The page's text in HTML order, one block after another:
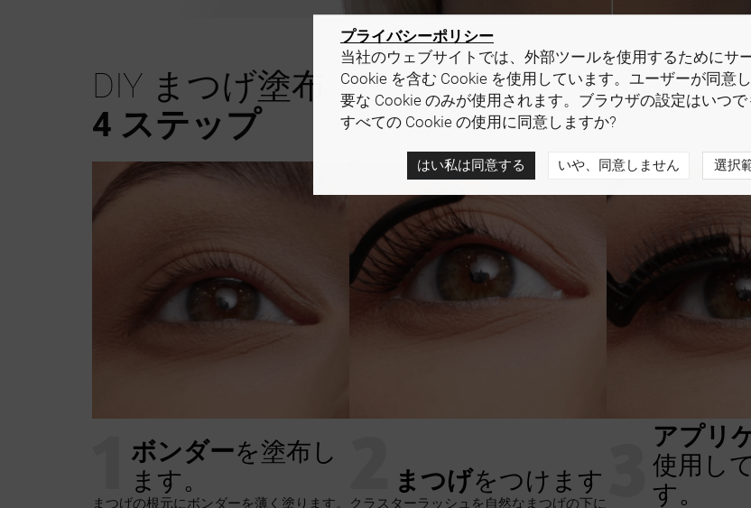
DIY まつげ塗布
4 ステップ
ボンダーを塗布し
ます。
まつげの根元にボンダーを薄く塗ります。
まつげをつけます
クラスターラッシュを自然なまつげの下に
アプリ
使用し
す。
プライバシーポリシー
当社のウェブサイトでは、外部ツールを使用するためにサ
Cookie を含む Cookie を使用しています。ユーザーが同意
要な Cookie のみが使用されます。ブラウザの設定はいつで
すべての Cookie の使用に同意しますか?
はい私は同意する いや、同意しません 選択